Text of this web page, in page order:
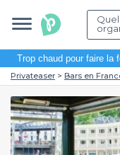
Trop chaud pour faire la
Privateaser Bars en